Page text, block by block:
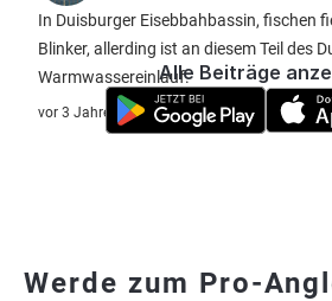
In Duisburger Eisebbahbassin, fischen
Blinker, allerding ist an diesem Teil des
Warmwassereinlauf.
vor 3 Jahre
Alle Beiträge
Werde zum Pro-